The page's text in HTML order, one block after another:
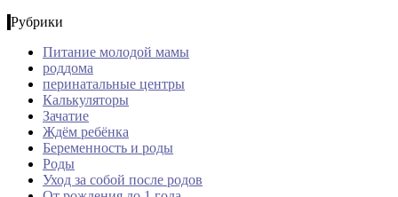
Рубрики
Питание молодой мамы
роддома
перинатальные центры
Калькуляторы
Зачатие
Ждём ребёнка
Беременность и роды
Роды
Уход за собой после родов